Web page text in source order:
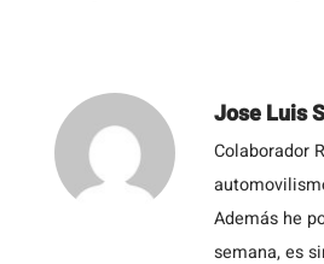
Jose Luis
Colaborador
Además he
semana, es